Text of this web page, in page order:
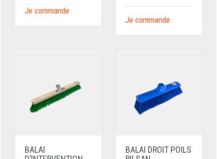
Je commande
Je commande
BALAI
BALAI DROIT POILS